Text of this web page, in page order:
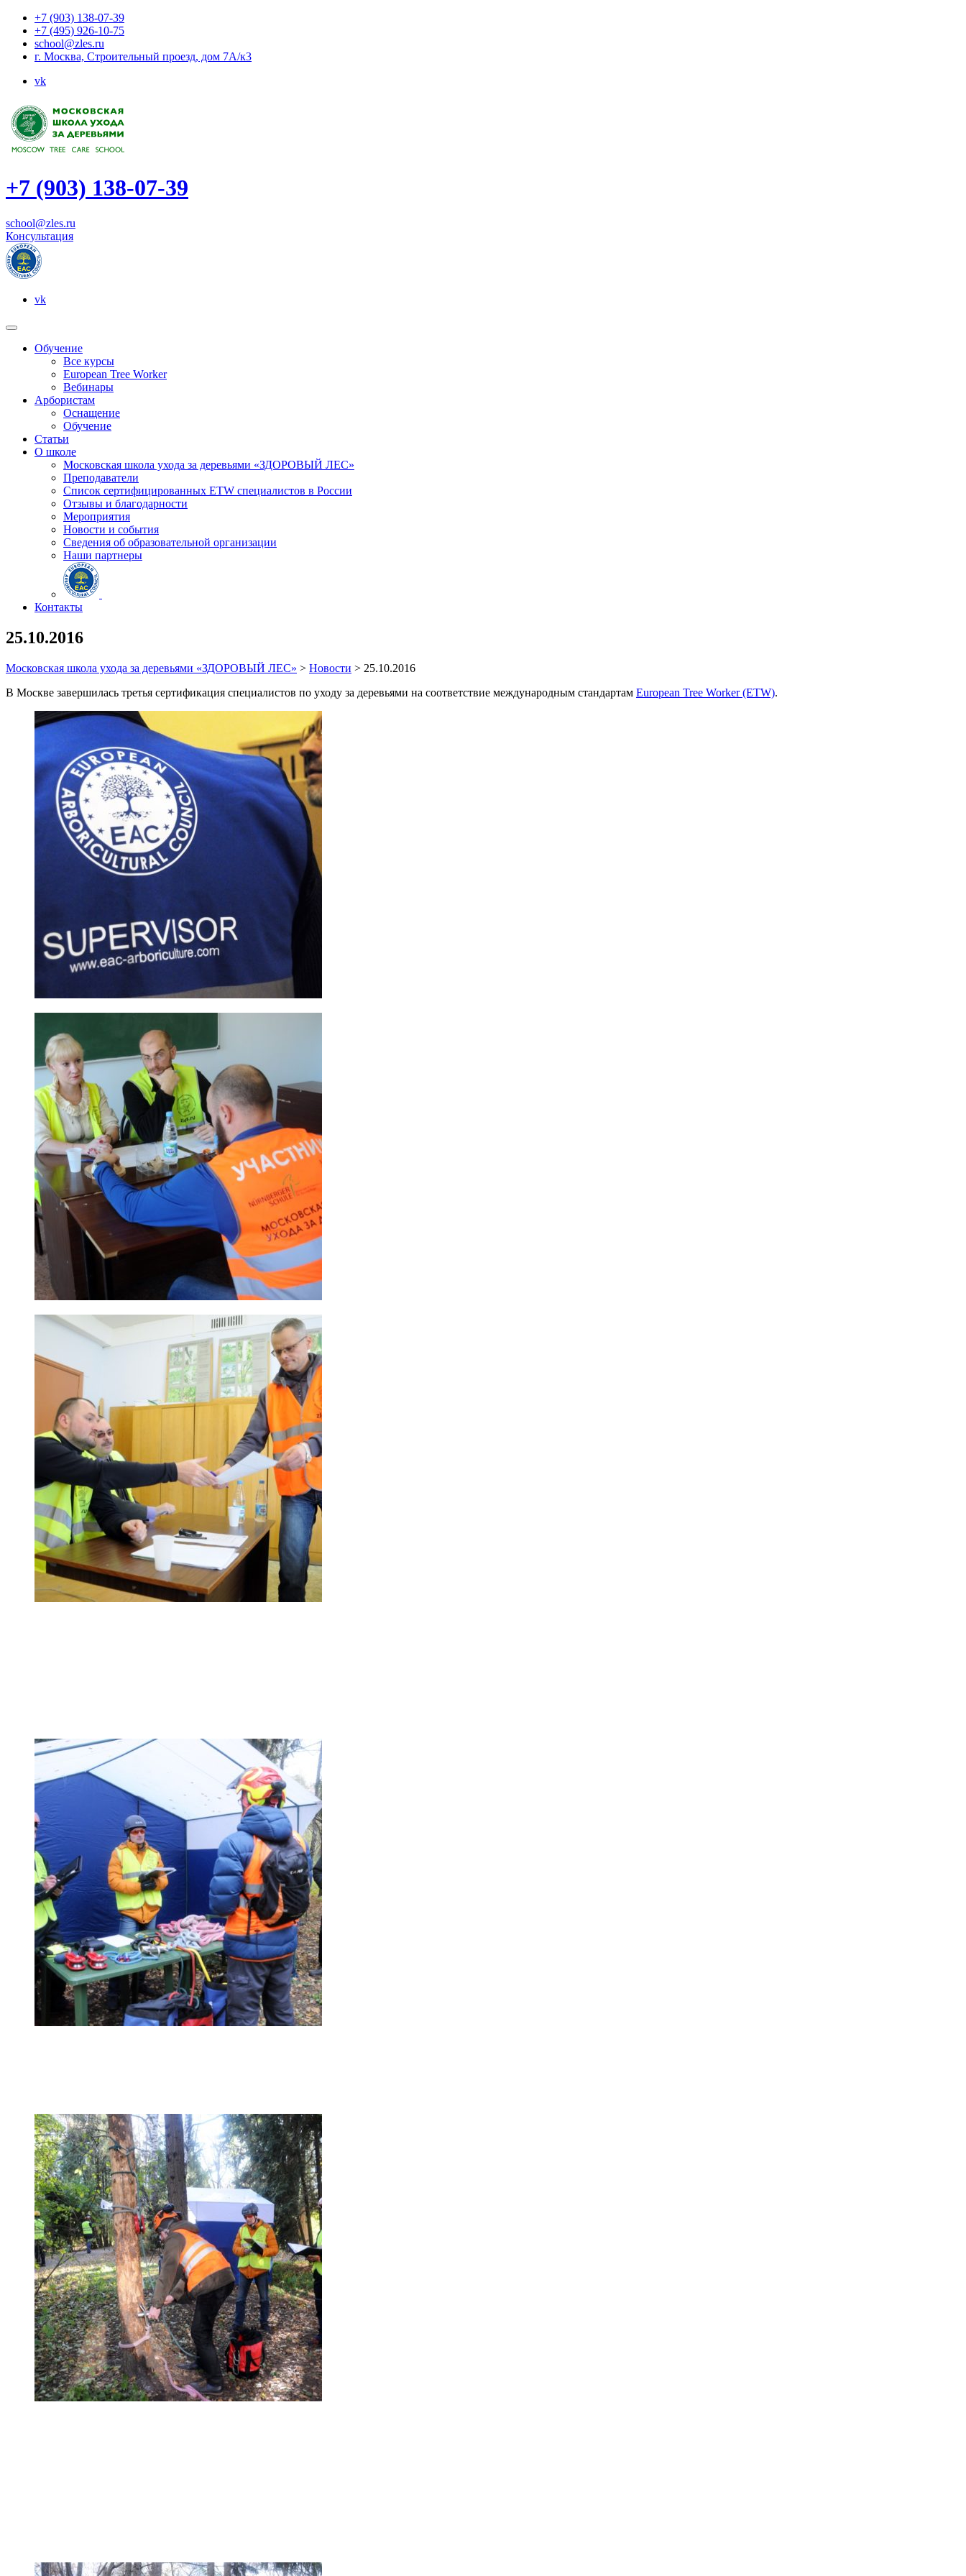
+7 (903) 138-07-39
+7 (495) 926-10-75
school@zles.ru
г. Москва, Строительный проезд, дом 7А/к3
vk
+7 (903) 138-07-39
school@zles.ru
Консультация
vk
Обучение
Все курсы
European Tree Worker
Вебинары
Арбористам
Оснащение
Обучение
Статьи
О школе
Московская школа ухода за деревьями «ЗДОРОВЫЙ ЛЕС»
Преподаватели
Список сертифицированных ETW специалистов в России
Отзывы и благодарности
Мероприятия
Новости и события
Сведения об образовательной организации
Наши партнеры
Контакты
25.10.2016
Московская школа ухода за деревьями «ЗДОРОВЫЙ ЛЕС» > Новости > 25.10.2016
В Москве завершилась третья сертификация специалистов по уходу за деревьями на соответствие международным стандартам European Tree Worker (ETW).